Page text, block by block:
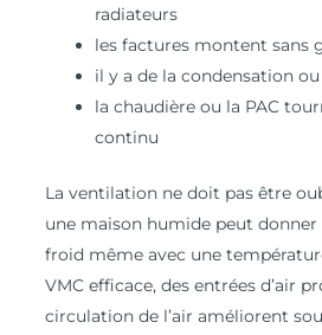
radiateurs
les factures montent sans
il y a de la condensation
la chaudière ou la PAC
continu
La ventilation ne doit pas être
une maison humide peut donner
froid même avec une
VMC efficace, des entrées d’air
circulation de l’air améliorent